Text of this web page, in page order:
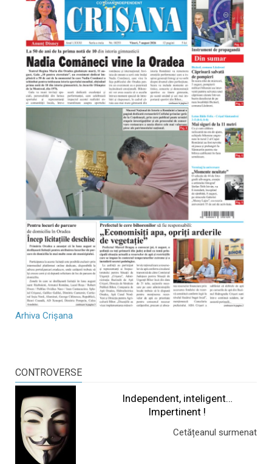
Arhiva Crișana
CONTROVERSE
Independent, inteligent…
Impertinent !
Cetățeanul surmenat